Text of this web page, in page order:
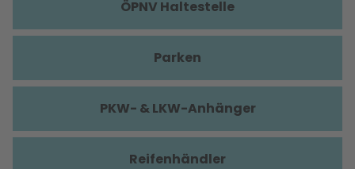
ÖPNV Haltestelle
Parken
PKW- & LKW-Anhänger
Reifenhändler